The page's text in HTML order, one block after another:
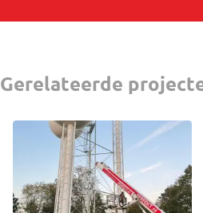
Gerelateerde
Afbeelding